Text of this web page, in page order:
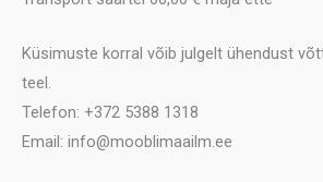
Küsimuste korral võib julgelt ühendust
teel.
Telefon: +372 5388 1318
Email: info@mooblimaailm.ee